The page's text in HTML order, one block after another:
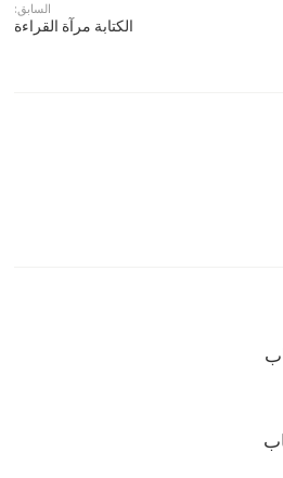
السابق:
الكتابة مرآة القراءة